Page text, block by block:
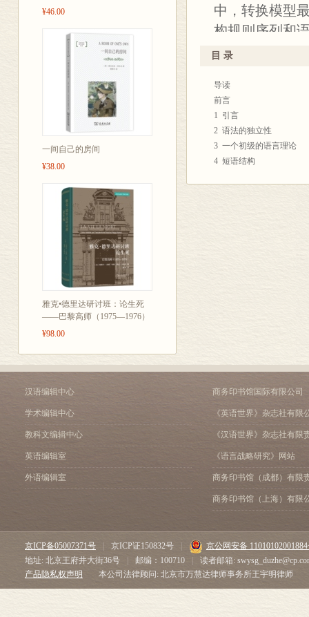
¥46.00
一间自己的房间
¥38.00
雅克•德里达研讨班：论生死
——巴黎高师（1975—1976）
¥98.00
中，转换模型
构规则序列和
的目标是为不
的句子生成和
科学。
目 录
导读
前言
1 引言
2 语法的独立性
3 一个初级的语言理论
4 短语结构
汉语编辑中心
学术编辑中心
教科文编辑中心
英语编辑室
外语编辑室
商务印书馆国际有限公司
《英语世界》杂志社有限
《汉语世界》杂志社有限
《语言战略研究》网站
商务印书馆（成都）有限
商务印书馆（上海）有限
京ICP备05007371号 京ICP证150832号
京公网安备
地址: 北京王府井大街36号
邮编：100710
读者邮箱:
产品隐私权声明
本公司法律顾问: 北京市万慧达律师事务所王宇明律师